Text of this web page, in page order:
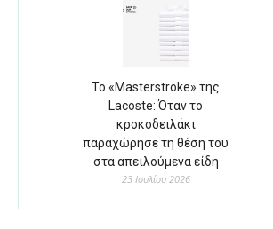
Το «Masterstroke» της
Lacoste: Όταν το
κροκοδειλάκι
παραχώρησε τη θέση του
στα απειλούμενα είδη
23 Ιουλίου 2026